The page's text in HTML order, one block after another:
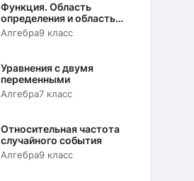
Функция. Область
определения и область
значений
Алгебра9 класс
Уравнения с двумя
переменными
Алгебра7 класс
Относительная частота
случайного события
Алгебра9 класс